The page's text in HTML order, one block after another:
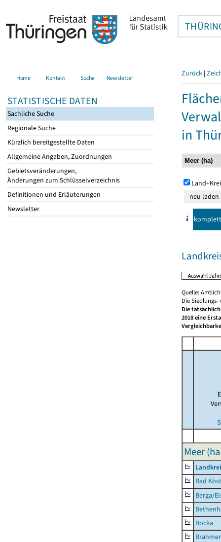
Home Kontakt Suche Newsletter
STATISTISCHE DATEN
Sachliche Suche
Regionale Suche
Kürzlich bereitgestellte Daten
Allgemeine Angaben, Zuordnungen
Gebietsveränderungen,
Änderungen zum Schlüsselverzeichnis
Definitionen und Erläuterungen
Newsletter
Zurück |
in
komplett
Quelle:
Die
Die
2018 eine
Meer
Bad
Berga/
Bocka